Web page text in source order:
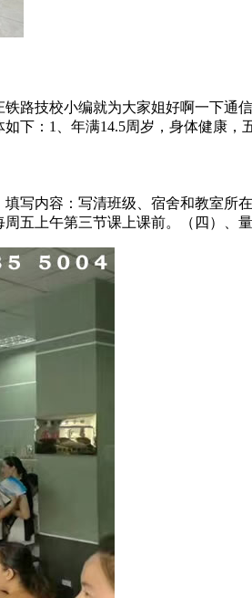
路技校小编就为大家姐好啊一下通
下：1、年满14.5周岁，身体健康
写内容：写清班级、宿舍和教室
五上午第三节课上课前。（四）、